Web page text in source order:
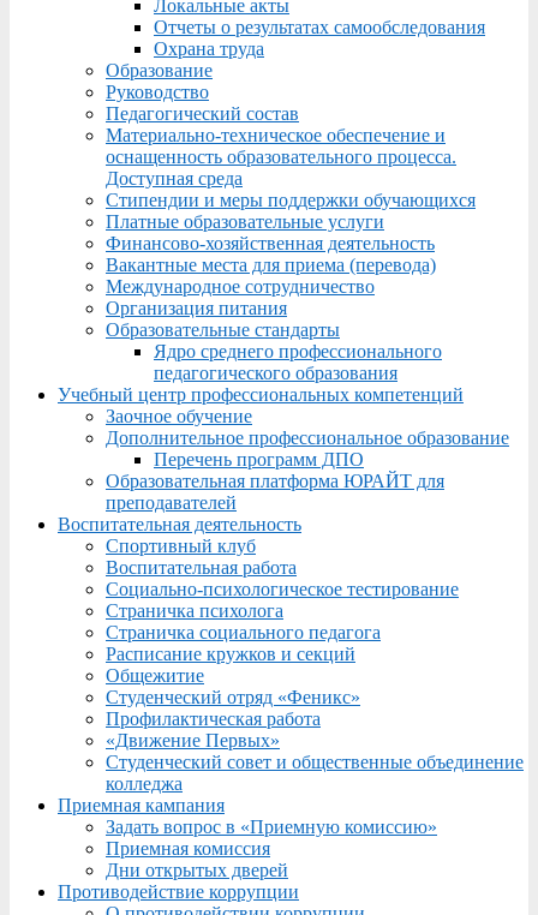
Локальные акты
Отчеты о результатах самообследования
Охрана труда
Образование
Руководство
Педагогический состав
Материально-техническое обеспечение и
оснащенность образовательного процесса.
Доступная среда
Стипендии и меры поддержки обучающихся
Платные образовательные услуги
Финансово-хозяйственная деятельность
Вакантные места для приема (перевода)
Международное сотрудничество
Организация питания
Образовательные стандарты
Ядро среднего профессионального
педагогического образования
Учебный центр профессиональных компетенций
Заочное обучение
Дополнительное профессиональное образование
Перечень программ ДПО
Образовательная платформа ЮРАЙТ для
преподавателей
Воспитательная деятельность
Спортивный клуб
Воспитательная работа
Социально-психологическое тестирование
Страничка психолога
Страничка социального педагога
Расписание кружков и секций
Общежитие
Студенческий отряд «Феникс»
Профилактическая работа
«Движение Первых»
Студенческий совет и общественные объединение
колледжа
Приемная кампания
Задать вопрос в «Приемную комиссию»
Приемная комиссия
Дни открытых дверей
Противодействие коррупции